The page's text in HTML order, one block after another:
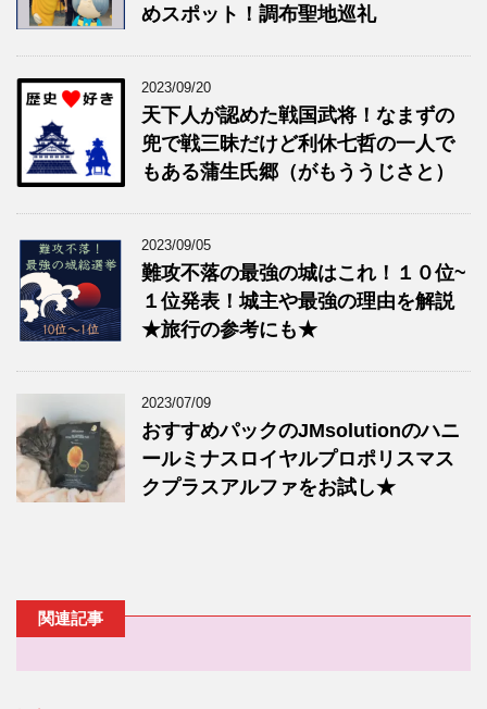
めスポット！調布聖地巡礼
2023/09/20
天下人が認めた戦国武将！なまずの
兜で戦三昧だけど利休七哲の一人で
もある蒲生氏郷（がもううじさと）
2023/09/05
難攻不落の最強の城はこれ！１０位~
１位発表！城主や最強の理由を解説
★旅行の参考にも★
2023/07/09
おすすめパックのJMsolutionのハニ
ールミナスロイヤルプロポリスマス
クプラスアルファをお試し★
関連記事